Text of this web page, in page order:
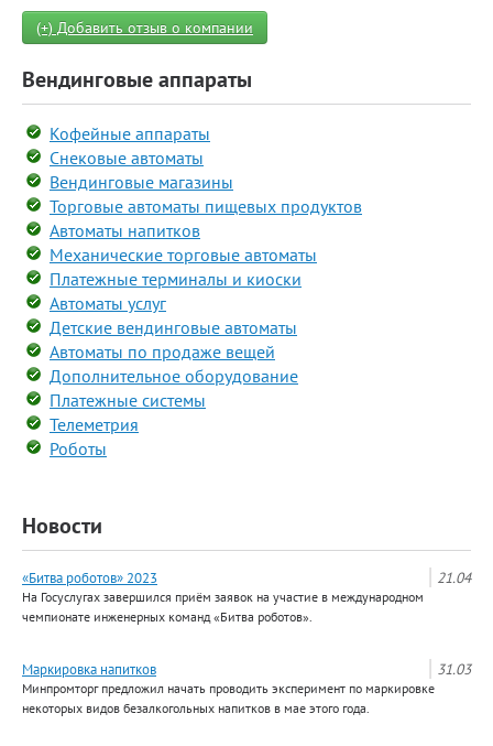
(+) Добавить отзыв о компании
Вендинговые аппараты
Кофейные аппараты
Снековые автоматы
Вендинговые магазины
Торговые автоматы пищевых продуктов
Автоматы напитков
Механические торговые автоматы
Платежные терминалы и киоски
Автоматы услуг
Детские вендинговые автоматы
Автоматы по продаже вещей
Дополнительное оборудование
Платежные системы
Телеметрия
Роботы
Новости
21.04
«Битва роботов» 2023
На Госуслугах завершился приём заявок на участие в международном
чемпионате инженерных команд «Битва роботов».
31.03
Маркировка напитков
Минпромторг предложил начать проводить эксперимент по маркировке
некоторых видов безалкогольных напитков в мае этого года.